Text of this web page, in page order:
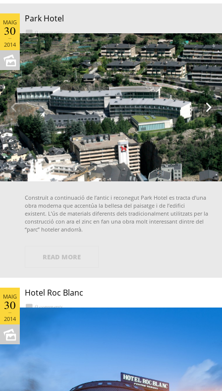
Park Hotel
0 comments
MAIG
30
2014
 
Construït a continuació de l’antic i reconegut Park Hotel es tracta d’una
obra moderna que accentúa la bellesa del paisatge i de l’edifici
existent. L’ús de materials diferents dels tradicionalment utilitzats per la
construcció con ara el zinc en fan una obra molt interessant dintre del
“parc” hoteler andorrà.
READ MORE
Hotel Roc Blanc
0 comments
MAIG
30
2014